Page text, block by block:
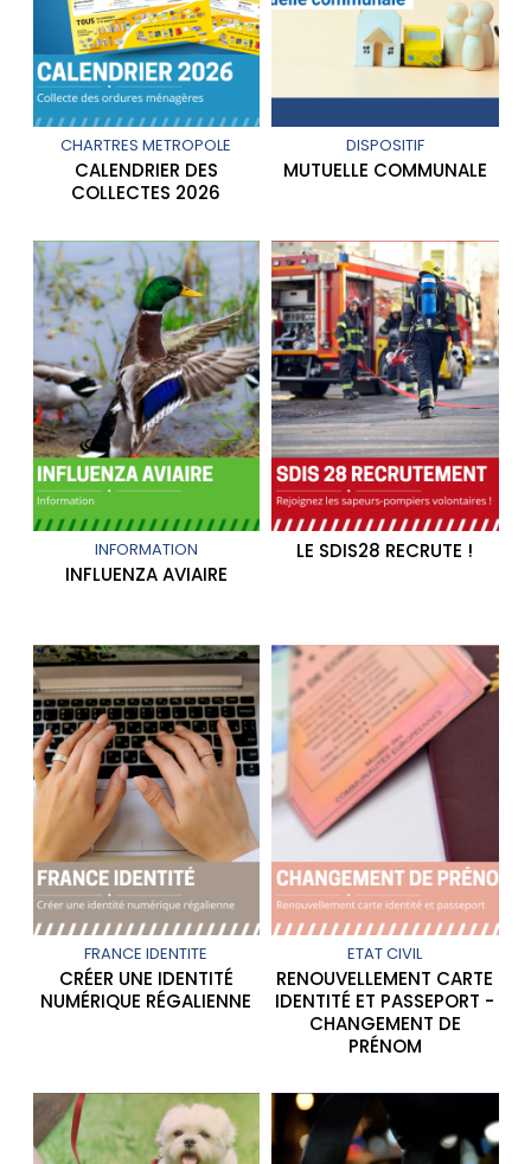
CHARTRES METROPOLE
CALENDRIER DES
COLLECTES 2026
DISPOSITIF
MUTUELLE COMMUNALE
INFORMATION
INFLUENZA AVIAIRE
LE SDIS28 RECRUTE !
FRANCE IDENTITE
CRÉER UNE IDENTITÉ
NUMÉRIQUE RÉGALIENNE
ETAT CIVIL
RENOUVELLEMENT CARTE
IDENTITÉ ET PASSEPORT -
CHANGEMENT DE
PRÉNOM